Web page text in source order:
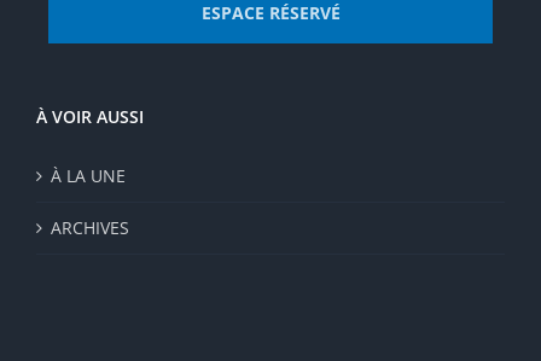
ESPACE RÉSERVÉ
À VOIR AUSSI
À LA UNE
ARCHIVES